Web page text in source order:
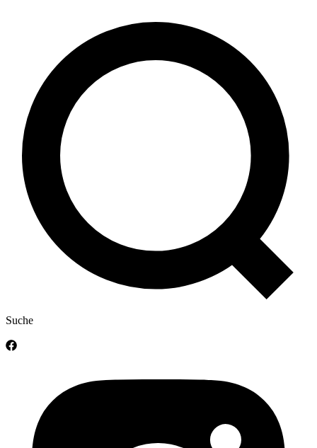
Suche